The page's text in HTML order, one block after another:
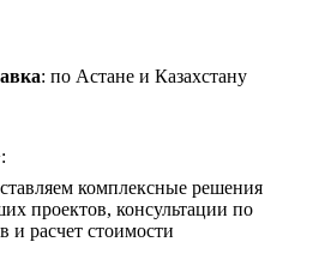
: по Астане и Казахстану
комплексные решения
проектов, консультации по
и расчет стоимости